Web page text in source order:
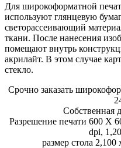
Для широкоформатной
используют глянцевую
светорассеивающий
ткани. После нанесения
помещают внутрь
акрилайт. В этом случае
стекло.
Срочно заказать
Собственная
Разрешение печати 600 X
dpi,
размер стола